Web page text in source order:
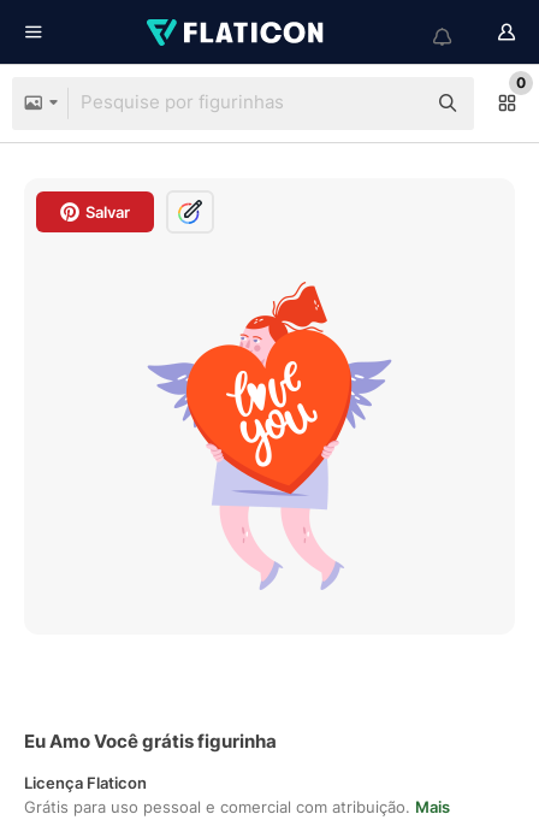
0
Salvar
Eu Amo Você grátis figurinha
Licença Flaticon
Grátis para uso pessoal e comercial com atribuição. Mais